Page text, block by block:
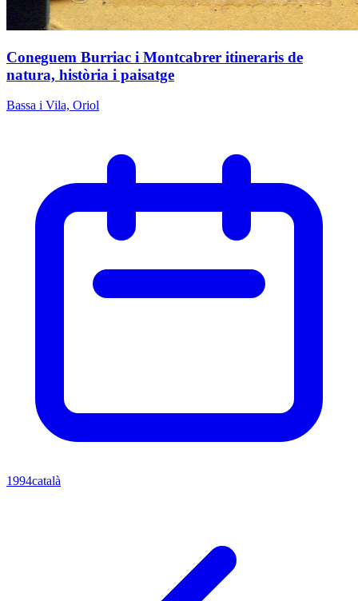
Coneguem Burriac i Montcabrer itineraris de
natura, història i paisatge
Bassa i Vila, Oriol
1994català